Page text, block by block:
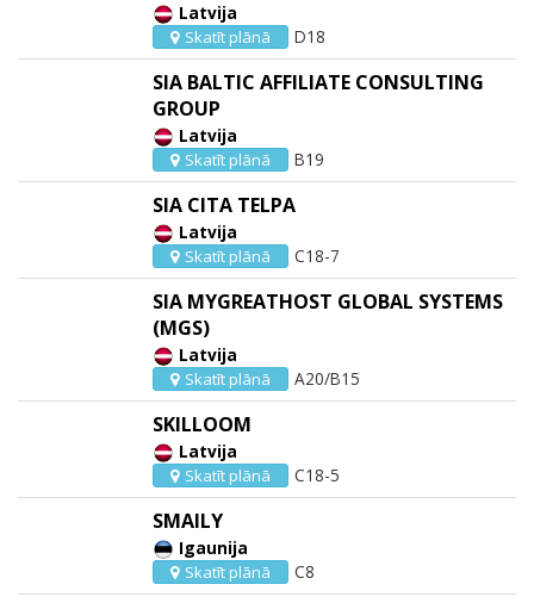
Latvija
Skatīt plānā D18
SIA BALTIC AFFILIATE CONSULTING
GROUP
Latvija
Skatīt plānā B19
SIA CITA TELPA
Latvija
Skatīt plānā C18-7
SIA MYGREATHOST GLOBAL SYSTEMS
(MGS)
Latvija
Skatīt plānā A20/B15
SKILLOOM
Latvija
Skatīt plānā C18-5
SMAILY
Igaunija
Skatīt plānā C8